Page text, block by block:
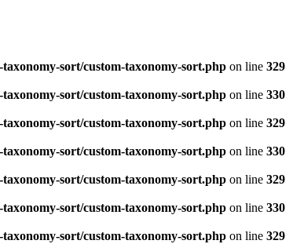
sort/custom-taxonomy-sort.php on line 329
sort/custom-taxonomy-sort.php on line 330
sort/custom-taxonomy-sort.php on line 329
sort/custom-taxonomy-sort.php on line 330
sort/custom-taxonomy-sort.php on line 329
sort/custom-taxonomy-sort.php on line 330
sort/custom-taxonomy-sort.php on line 329